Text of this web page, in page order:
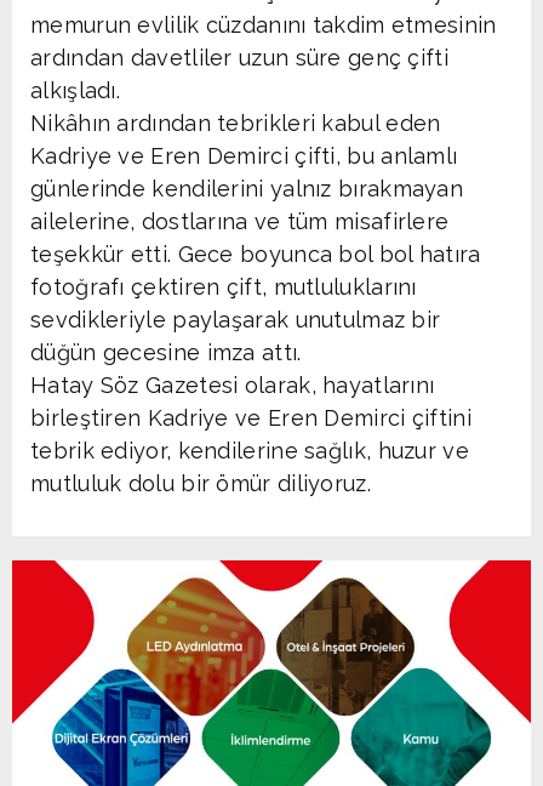
memurun evlilik cüzdanını takdim etmesinin
ardından davetliler uzun süre genç çifti
alkışladı.
Nikâhın ardından tebrikleri kabul eden
Kadriye ve Eren Demirci çifti, bu anlamlı
günlerinde kendilerini yalnız bırakmayan
ailelerine, dostlarına ve tüm misafirlere
teşekkür etti. Gece boyunca bol bol hatıra
fotoğrafı çektiren çift, mutluluklarını
sevdikleriyle paylaşarak unutulmaz bir
düğün gecesine imza attı.
Hatay Söz Gazetesi olarak, hayatlarını
birleştiren Kadriye ve Eren Demirci çiftini
tebrik ediyor, kendilerine sağlık, huzur ve
mutluluk dolu bir ömür diliyoruz.